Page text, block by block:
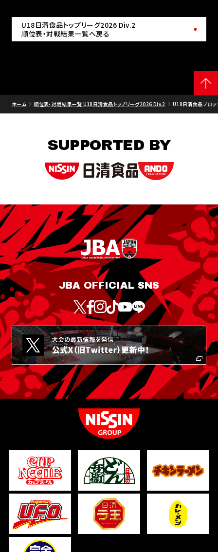
U18日清食品トップリーグ2026 Div.2
順位表・対戦結果一覧へ戻る
ホーム 順位表・対戦結果一覧 U18日清食品トップリーグ2026 Div.2 U18日清食品ブロッ
SUPPORTED BY
JBA OFFICIAL SNS